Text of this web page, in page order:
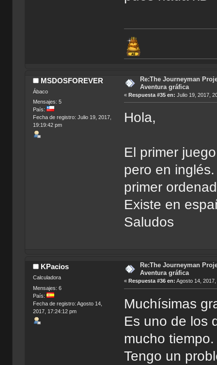
MSDOSFOREVER
Ábaco
Mensajes: 5
País:
Fecha de registro: Julio 19, 2017,
19:19:42 pm
Re:The Journeyman
Aventura gráfica
«Respuesta #35 en: Julio 19, 2017,
Hola,
El primer
pero en
primer
Existe en
Saludos
KPacios
Calculadora
Mensajes: 6
País:
Fecha de registro: Agosto 14,
2017, 17:24:12 pm
Re:The Journeyman
Aventura gráfica
« Respuesta #36 en: Agosto 14,
Muchísimas
Es uno de los
mucho tiempo.
Tengo un